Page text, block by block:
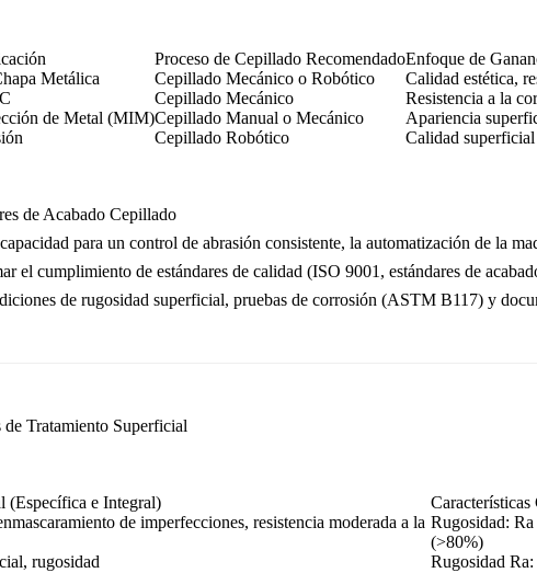
Proceso de Cepillado RecomendadoEnfoque de
Metálica Cepillado Mecánico o Robótico
Calidad estética,
Cepillado Mecánico
Resistencia a la
de Metal (MIM)Cepillado Manual o Mecánico
Apariencia
Cepillado Robótico Calidad
de Acabado Cepillado
para un control de abrasión consistente, la automatización de la
el cumplimiento de estándares de calidad (ISO 9001, estándares de
de rugosidad superficial, pruebas de corrosión (ASTM B117) y
Tratamiento Superficial
(Específica e Integral) Características
de imperfecciones, resistencia moderada a la Rugosidad:
(>80%)
rugosidad Rugosidad